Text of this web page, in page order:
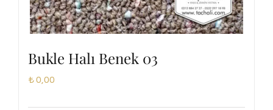
Bukle Halı Benek 03
₺0,00